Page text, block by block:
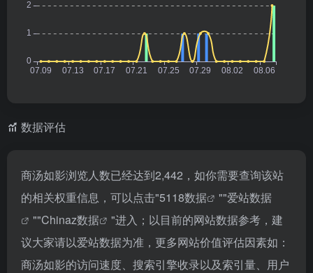
数据评估
商汤如影浏览人数已经达到2,442，如你需要查询该站
的相关权重信息，可以点击"5118数据 ""爱站数据
""Chinaz数据
"进入；以目前的网站数据参考，建
议大家请以爱站数据为准，更多网站价值评估因素如：
商汤如影的访问速度、搜索引擎收录以及索引量、用户